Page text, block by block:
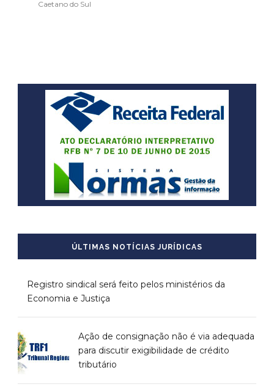
Caetano do Sul
ÚLTIMAS NOTÍCIAS JURÍDICAS
Registro sindical será feito pelos ministérios da
Economia e Justiça
Ação de consignação não é via adequada
para discutir exigibilidade de crédito
tributário